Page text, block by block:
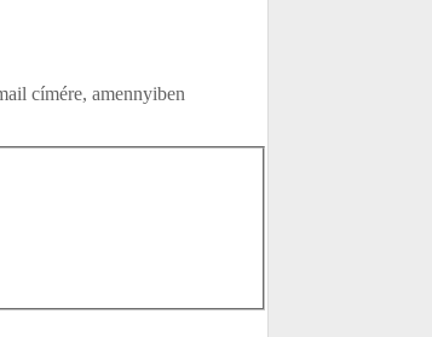
címére, amennyiben